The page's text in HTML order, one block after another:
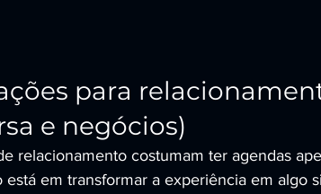
para
e negócios)
relacionamento costumam ter agendas
em transformar a experiência em algo